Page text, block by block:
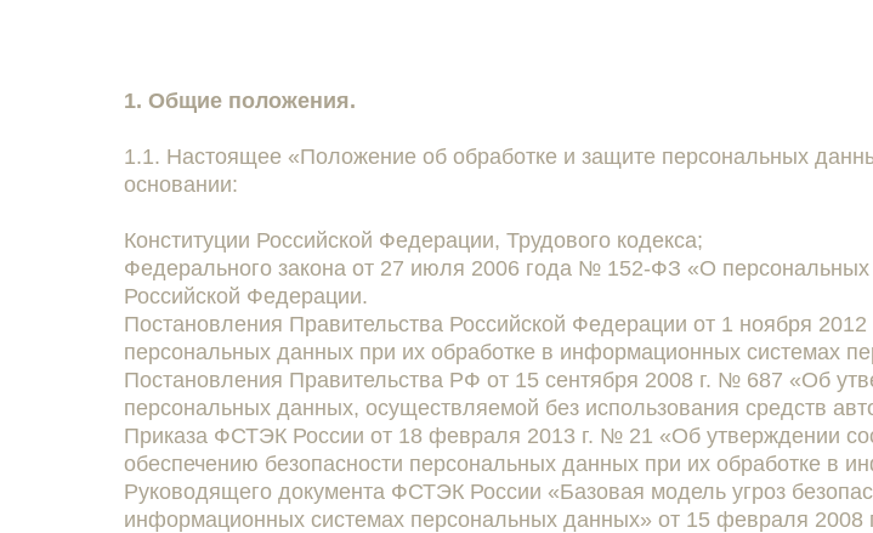
1. Общие положения.
1.1. Настоящее «Положение об обработке и защите персональных
основании:
Конституции Российской Федерации, Трудового кодекса;
Федерального закона от 27 июля 2006 года № 152-ФЗ «О
Российской Федерации.
Постановления Правительства Российской Федерации от 1 ноября
персональных данных при их обработке в информационных системах
Постановления Правительства РФ от 15 сентября 2008 г. № 687 «Об
персональных данных, осуществляемой без использования средств
Приказа ФСТЭК России от 18 февраля 2013 г. № 21 «Об утверждении
обеспечению безопасности персональных данных при их обработке в
Руководящего документа ФСТЭК России «Базовая модель угроз
информационных системах персональных данных» от 15 февраля 2008